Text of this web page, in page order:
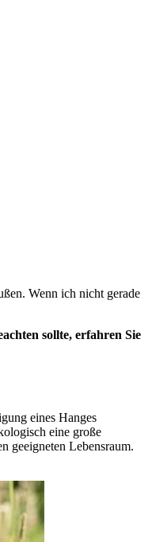
Wenn ich nicht gerade
sollte, erfahren Sie
eines Hanges
eine große
geeigneten Lebensraum.